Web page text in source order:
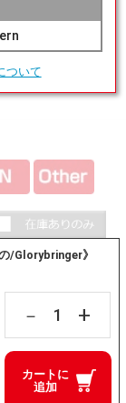
ついて
/Glorybringer》
－ +
カートに
追加